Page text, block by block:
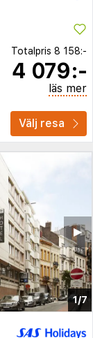
Totalpris 8 158:-
4 079:-
läs mer
Välj resa
1/7
▶︎